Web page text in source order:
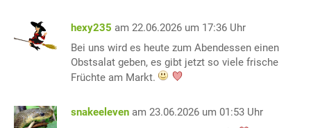
hexy235 am 22.06.2026 um 17:36 Uhr
Bei uns wird es heute zum Abendessen einen
Obstsalat geben, es gibt jetzt so viele frische
Früchte am Markt.
snakeeleven am 23.06.2026 um 01:53 Uhr